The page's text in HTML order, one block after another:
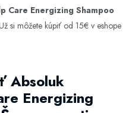
Care Energizing Shampoo
si môžete kúpiť od 15€ v eshope
Absoluk
Energizing